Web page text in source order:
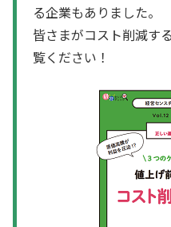
る企業もありました。
皆さまがコスト削減す
覧ください！